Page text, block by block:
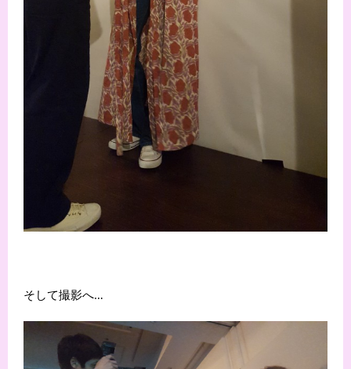
そして撮影へ…